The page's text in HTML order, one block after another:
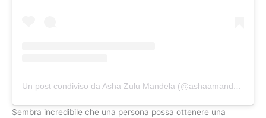
Un post condiviso da Asha Zulu Mandela (@ashaamandela)
Sembra incredibile che una persona possa ottenere una